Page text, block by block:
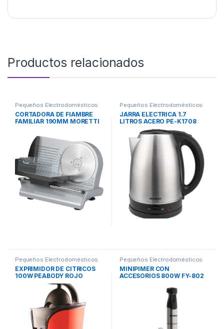
Productos relacionados
Pequeños Electrodomésticos
CORTADORA DE FIAMBRE
FAMILIAR 190MM MORETTI
Pequeños Electrodomésticos
JARRA ELECTRICA 1.7
LITROS ACERO PE-K1708
PEABODY
Pequeños Electrodomésticos
EXPRIMIDOR DE CITRICOS
100W PEABODY ROJO
Pequeños Electrodomésticos
MINIPIMER CON
ACCESORIOS 800W FY-802